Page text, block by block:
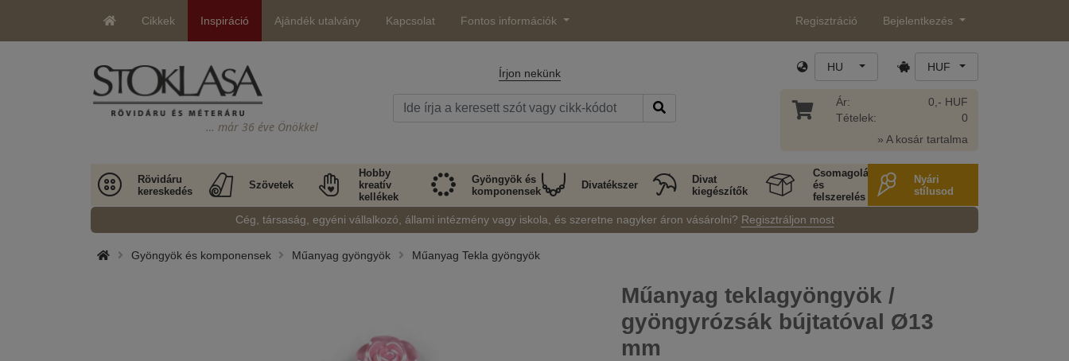
Cikkek Inspiráció Ajándék utalvány Kapcsolat Fontos információk Regisztráció Bejelentkezés
… már 36 éve Önökkel
Írjon nekünk HU HUF
Ár:
Tételek:
0,- HUF
0
» A kosár tartalma
Rövidáru
kereskedés
Szövetek
Hobby
kreatív
kellékek
Gyöngyök és
komponensek
Divatékszer
Divat
kiegészítők
Csomagolás
és
felszerelés
Nyári
stílusod
Cég, társaság, egyéni vállalkozó, állami intézmény vagy iskola, és szeretne nagyker áron vásárolni? Regisztráljon most
Gyöngyök és komponensek Műanyag gyöngyök Műanyag Tekla gyöngyök
Műanyag teklagyöngyök /
gyöngyrózsák bújtatóval Ø13
mm